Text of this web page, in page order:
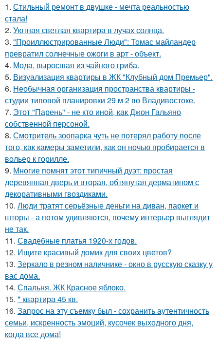
1. Стильный ремонт в двушке - мечта реальностью
стала!
2. Уютная светлая квартира в лучах солнца.
3. "Проиллюстрированные Люди": Томас майландер
превратил солнечные ожоги в арт - объект.
4. Мода, выросшая из чайного гриба.
5. Визуализация квартиры в ЖК "Клубный дом Премьер".
6. Необычная организация пространства квартиры -
студии типовой планировки 29 м 2 во Владивостоке.
7. Этот "Парень" - не кто иной, как Джон Гальяно
собственной персоной.
8. Смотритель зоопарка чуть не потерял работу после
того, как камеры заметили, как он ночью пробирается в
вольер к горилле.
9. Многие помнят этот типичный дуэт: простая
деревянная дверь и вторая, обтянутая дерматином с
декоративными гвоздиками.
10. Люди тратят серьёзные деньги на диван, паркет и
шторы - а потом удивляются, почему интерьер выглядит
не так.
11. Свадебные платья 1920-х годов.
12. Ищите красивый домик для своих цветов?
13. Зеркало в резном наличнике - окно в русскую сказку у
вас дома.
14. Спальня. ЖК Красное яблоко.
15. * квартира 45 кв.
16. Запрос на эту съемку был - сохранить аутентичность
семьи, искренность эмоций, кусочек выходного дня,
когда все дома!